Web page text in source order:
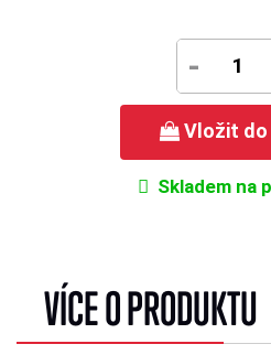
-
Vložit
Skladem na
VÍCE O PRODUKTU